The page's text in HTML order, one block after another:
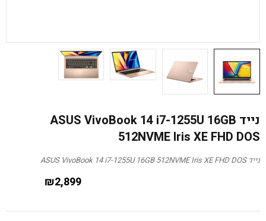
נייד ASUS VivoBook 14 i7-1255U 16GB
512NVME Iris XE FHD DOS
נייד ASUS VivoBook 14 i7-1255U 16GB 512NVME Iris XE FHD DOS
₪2,899